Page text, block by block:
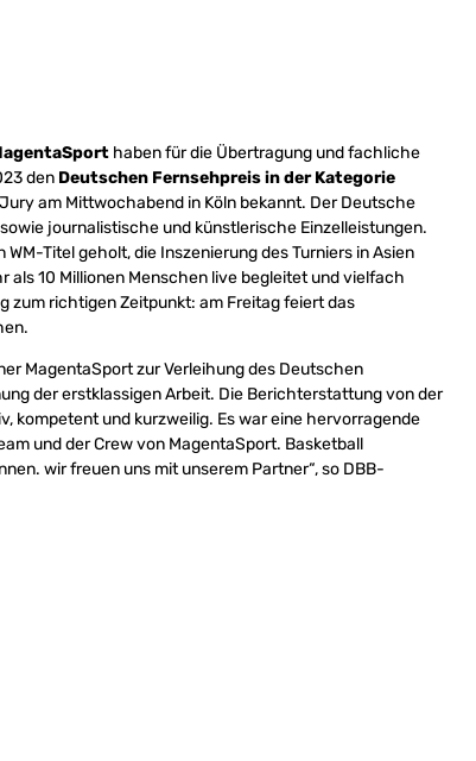
haben für die Übertragung und fachliche
den Deutschen Fernsehpreis in der Kategorie
am Mittwochabend in Köln bekannt. Der Deutsche
journalistische und künstlerische Einzelleistungen.
Titel geholt, die Inszenierung des Turniers in Asien
10 Millionen Menschen live begleitet und vielfach
zum richtigen Zeitpunkt: am Freitag feiert das
MagentaSport zur Verleihung des Deutschen
der erstklassigen Arbeit. Die Berichterstattung von der
kompetent und kurzweilig. Es war eine hervorragende
und der Crew von MagentaSport. Basketball
wir freuen uns mit unserem Partner“, so DBB-